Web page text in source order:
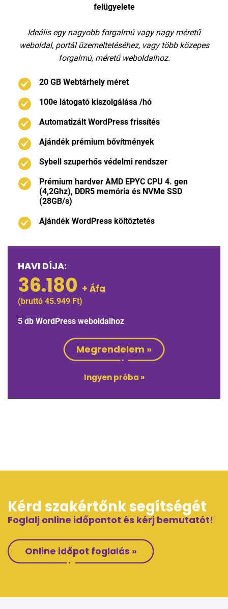
felügyelete
Ideális egy nagyobb forgalmú vagy nagy méretű
weboldal, portál üzemeltetéséhez, vagy több közepes
forgalmú, méretű weboldalhoz.
20 GB Webtárhely méret
100e látogató kiszolgálása /hó
Automatizált WordPress frissítés
Ajándék prémium bővítmények
Sybell szuperhős védelmi rendszer
Prémium hardver AMD EPYC CPU 4. gen
(4,2Ghz), DDR5 memória és NVMe SSD
(28GB/s)
Ajándék WordPress költöztetés
HAVI DÍJA:
36.180 + Áfa
(bruttó 45.949 Ft)
5 db WordPress weboldalhoz
Megrendelem »
Ingyen próba »
Kérd szakértőnk segítségét
Foglalj online időpontot és kérj bemutatót!
Online időpot foglalás »